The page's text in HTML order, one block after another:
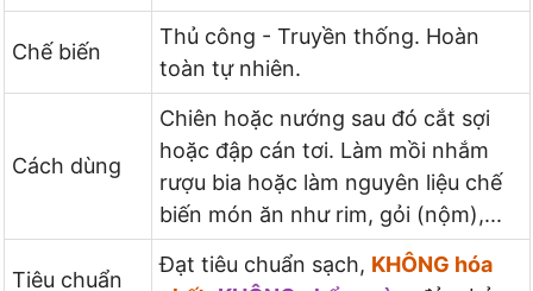
Chế biến
Thủ công - Truyền thống. Hoàn
toàn tự nhiên.
Cách dùng
Chiên hoặc nướng sau đó cắt sợi
hoặc đập cán tơi. Làm mồi nhắm
rượu bia hoặc làm nguyên liệu chế
biến món ăn như rim, gỏi (nộm),...
Tiêu chuẩn
Đạt tiêu chuẩn sạch, KHÔNG hóa